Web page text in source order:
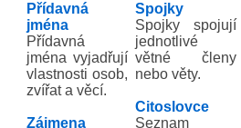
Přídavná
jména
Přídavná
jména vyjadřují
vlastnosti osob,
zvířat a věcí.
Zájmena
Spojky
Spojky spojují
jednotlivé
větné členy
nebo věty.
Citoslovce
Seznam